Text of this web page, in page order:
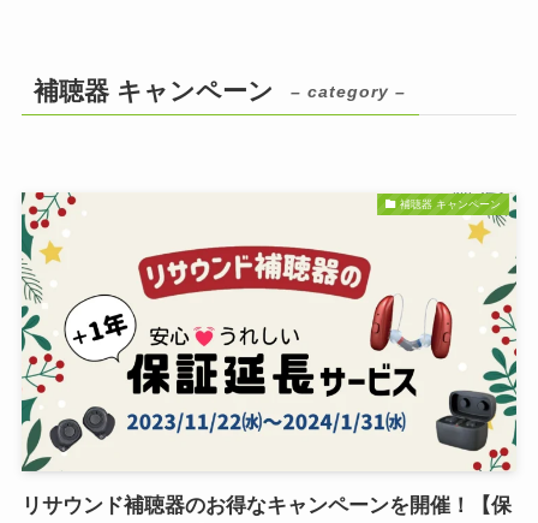
補聴器 キャンペーン – category –
補聴器 キャンペーン
リサウンド補聴器のお得なキャンペーンを開催！【保